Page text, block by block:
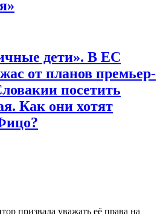
дети». В ЕС
от планов премьер-
посетить
Как они хотят
призвала уважать её права на